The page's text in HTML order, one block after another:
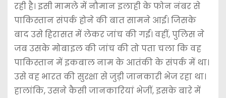
रही है। इसी मामले में नौमान इलाही के फोन नंबर से
पाकिस्तान संपर्क होने की बात सामने आई। जिसके
बाद उसे हिरासत में लेकर जांच की गई। वहीं, पुलिस ने
जब उसके मोबाइल की जांच की तो पता चला कि वह
पाकिस्तान में इकबाल नाम के आतंकी के संपर्क में था।
उसे वह भारत की सुरक्षा से जुड़ी जानकारी भेज रहा था।
हालांकि, उसने कैसी जानकारियां भेजीं, इसके बारे में